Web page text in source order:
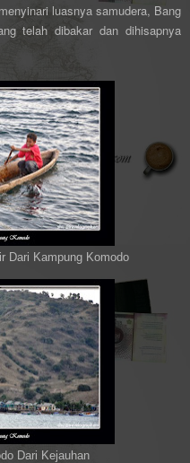
luasnya samudera, Bang
telah dibakar dan dihisapnya
Dari Kampung Komodo
Dari Kejauhan